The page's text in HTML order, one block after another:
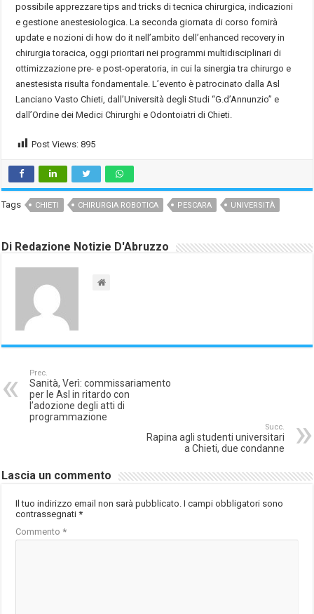
possibile apprezzare tips and tricks di tecnica chirurgica, indicazioni
e gestione anestesiologica. La seconda giornata di corso fornirà
update e nozioni di how do it nell’ambito dell’enhanced recovery in
chirurgia toracica, oggi prioritari nei programmi multidisciplinari di
ottimizzazione pre- e post-operatoria, in cui la sinergia tra chirurgo e
anestesista risulta fondamentale. L’evento è patrocinato dalla Asl
Lanciano Vasto Chieti, dall’Università degli Studi “G.d’Annunzio” e
dall’Ordine dei Medici Chirurghi e Odontoiatri di Chieti.
Post Views: 895
Tags CHIETI CHIRURGIA ROBOTICA PESCARA UNIVERSITÀ
Di Redazione Notizie D'Abruzzo
Prec.
Sanità, Verì: commissariamento
per le Asl in ritardo con
l’adozione degli atti di
programmazione
Succ.
Rapina agli studenti universitari
a Chieti, due condanne
Lascia un commento
Il tuo indirizzo email non sarà pubblicato. I campi obbligatori sono
contrassegnati*
Commento*